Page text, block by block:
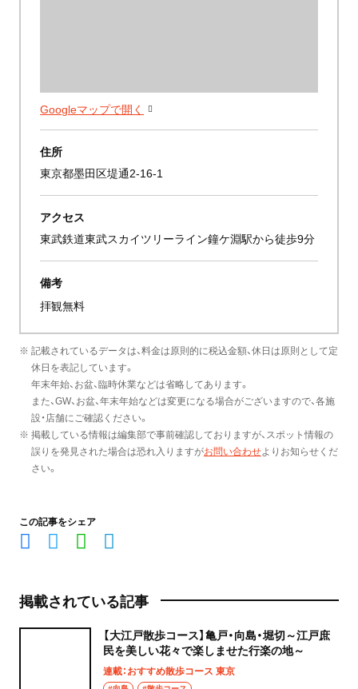
Googleマップで開く
住所
東京都墨田区堤通2-16-1
アクセス
東武鉄道東武スカイツリーライン鐘ケ淵駅から徒歩9分
備考
拝観無料
※ 記載されているデータは、料金は原則的に税込金額、休日は原則として定
休日を表記しています。
年末年始、お盆、臨時休業などは省略してあります。
また、GW、お盆、年末年始などは変更になる場合がございますので、各施
設・店舗にご確認ください。
※ 掲載している情報は編集部で事前確認しておりますが、スポット情報の
誤りを発見された場合は恐れ入りますがお問い合わせよりお知らせくだ
さい。
この記事をシェア
掲載されている記事
【大江戸散歩コース】亀戸・向島・堀切～江戸庶
民を美しい花々で楽しませた行楽の地～
連載：おすすめ散歩コース 東京